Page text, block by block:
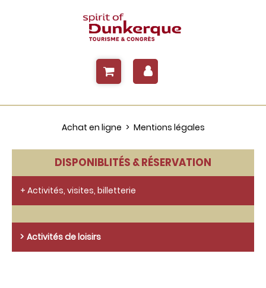
Achat en ligne > Mentions légales
DISPONIBLITÉS & RÉSERVATION
+ Activités, visites, billetterie
Activités de loisirs